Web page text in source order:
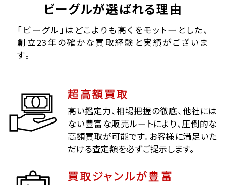
ビーグルが選ばれる理由
「ビーグル」はどこよりも高くをモットーとした、
創立23年の確かな買取経験と実績がございま
す。
超高額買取
高い鑑定力、相場把握の徹底、他社には
ない豊富な販売ルートにより、圧倒的な
高額買取が可能です。お客様に満足いた
だける査定額を必ずご提示します。
買取ジャンルが豊富